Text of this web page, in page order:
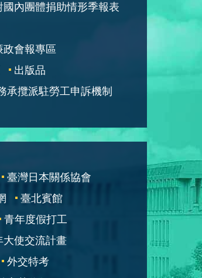
國內團體捐助情形季報表
政會報專區
出版品
承攬派駐勞工申訴機制
臺灣日本關係協會
臺北賓館
青年度假打工
大使交流計畫
外交特考